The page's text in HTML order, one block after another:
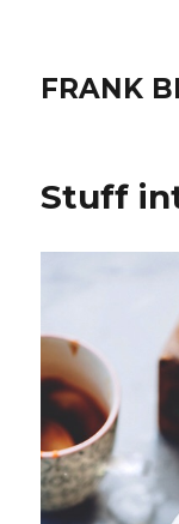
FRANK
Stuff